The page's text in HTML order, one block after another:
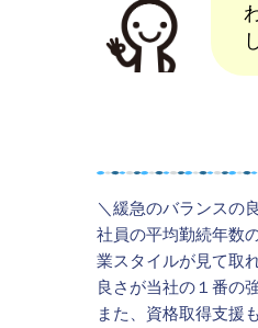
＼緩急のバランスの
社員の平均勤続年数
業スタイルが見て取
良さが当社の１番の
また、資格取得支援